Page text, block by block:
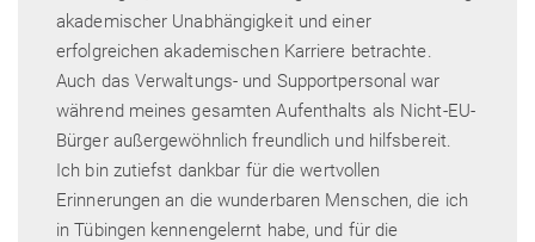
akademischer Unabhängigkeit und einer
erfolgreichen akademischen Karriere betrachte.
Auch das Verwaltungs- und Supportpersonal war
während meines gesamten Aufenthalts als Nicht-EU-
Bürger außergewöhnlich freundlich und hilfsbereit.
Ich bin zutiefst dankbar für die wertvollen
Erinnerungen an die wunderbaren Menschen, die ich
in Tübingen kennengelernt habe, und für die